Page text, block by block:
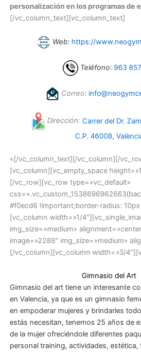
personalización en los programas de
[/vc_column_text][vc_column_text]
Web: https://
Teléfono: 963
Correo:
Dirección: Carrer del Dr.
C.P. 46008,
«[/vc_column_text][/vc_column][/
[vc_column][vc_empty_space
[/vc_row][vc_row type=»vc_default»
#f0ecd6 !important;border-radius:
[vc_column width=»1/
img_size=»medium»
image=»2288″ img_size=»medium»
[/vc_column][vc_column width=»3/
Gimnasio del Art
Gimnasio del art tiene un interesante
en Valencia, ya que es un gimnasio
en empoderar mujeres y brindarles
estás necesitan, tenemos 25 años de
de la mujer ofreciéndole diferentes
personal training, actividades, estética,